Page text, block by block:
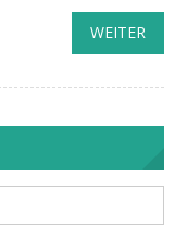
WEITER